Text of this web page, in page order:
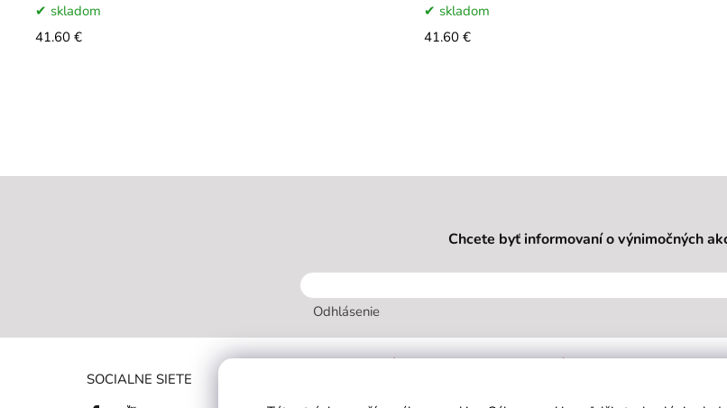
skladom
41.60 €
skladom
41.60 €
Chcete byť informovaní o výnimočných
Odhlásenie
SOCIALNE SIETE